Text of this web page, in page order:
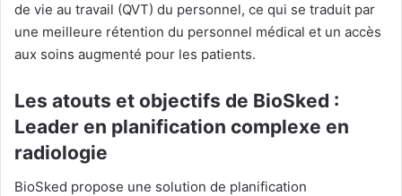
de vie au travail (QVT) du personnel, ce qui se traduit par
une meilleure rétention du personnel médical et un accès
aux soins augmenté pour les patients.
Les atouts et objectifs de BioSked :
Leader en planification complexe en
radiologie
BioSked propose une solution de planification